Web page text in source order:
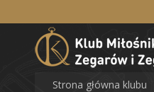
Strona główna klubu